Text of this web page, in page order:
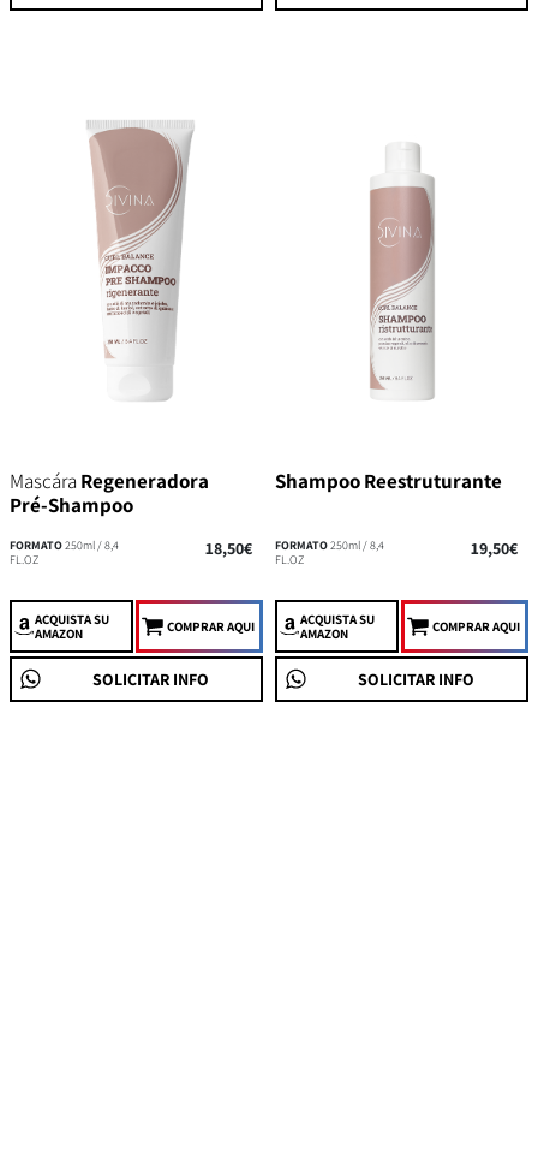
Mascára Regeneradora
Pré-Shampoo
FORMATO250ml / 8,4
FL.OZ
18,50€
ACQUISTASU
AMAZON
COMPRAR AQUI
SOLICITAR INFO
Shampoo Reestruturante
FORMATO250ml / 8,4
FL.OZ
19,50€
ACQUISTASU
AMAZON
COMPRAR AQUI
SOLICITAR INFO